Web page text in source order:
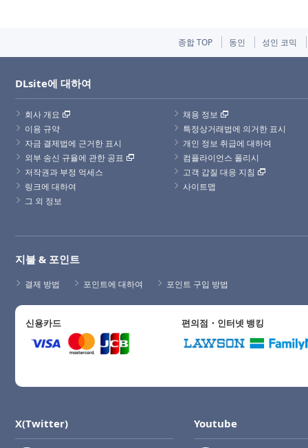
종합 TOP 동인 성인 코믹
DLsite에 대하여
회사 개요
채용 정보
이용 규약
특정상거래법에 의거한 표시
자금 결제법에 근거한 표시
개인 정보 취급에 대하여
외부 송신 규율에 관한 공표
컴플라이언스 폴리시
저작권과 부정 억세스
고객 갑질 대응 지침
링크에 대하여
사이트맵
그 외 정보
지불 & 포인트
결제 방법 포인트에 대하여 포인트 구입 방법
신용카드 편의점・인터넷 뱅킹
X(Twitter) Youtube